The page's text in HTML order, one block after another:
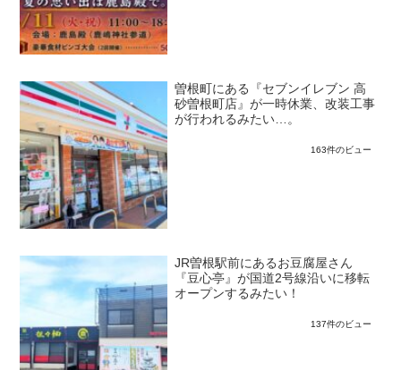
曽根町にある『セブンイレブン 高
砂曽根町店』が一時休業、改装工事
が行われるみたい…。
163件のビュー
JR曽根駅前にあるお豆腐屋さん
『豆心亭』が国道2号線沿いに移転
オープンするみたい！
137件のビュー